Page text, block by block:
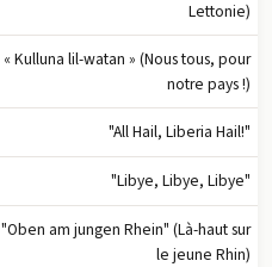
Lettonie)
« Kulluna lil-watan » (Nous tous, pour
notre pays !)
"All Hail, Liberia Hail!"
"Libye, Libye, Libye"
"Oben am jungen Rhein" (Là-haut sur
le jeune Rhin)